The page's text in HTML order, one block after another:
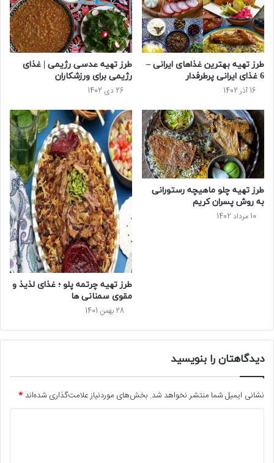
طرز تهیه بهترین غذاهای ایرانی –
6 غذای ایرانی پرطرفدار
16 آذر 1402
طرز تهیه عدسی رژیمی | غذای
رژیمی برای ورزشکاران
26 دی 1402
طرز تهیه چلو ماهیچه رستورانی
به روش پسران کریم
10 مرداد 1402
طرز تهیه چرتمه پلو ؛ غذای لذیذ و
مقوی سمنانی ها
28 بهمن 1401
دیدگاهتان را بنویسید
نشانی ایمیل شما منتشر نخواهد شد. بخش‌های موردنیاز علامت‌گذاری شده‌اند*